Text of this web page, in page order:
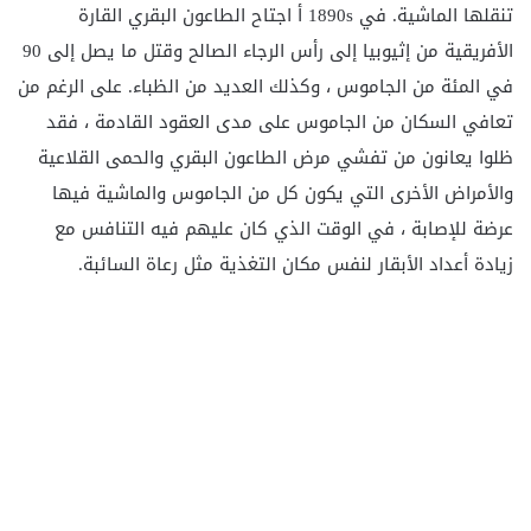
تنقلها الماشية. في 1890s أ
اجتاح الطاعون البقري القارة
الأفريقية من إثيوبيا إلى رأس الرجاء الصالح وقتل ما يصل إلى 90
في المئة من الجاموس ، وكذلك العديد من الظباء. على الرغم من
تعافي السكان من الجاموس على مدى العقود القادمة ، فقد
ظلوا يعانون من تفشي مرض الطاعون البقري والحمى القلاعية
والأمراض الأخرى التي يكون كل من الجاموس والماشية فيها
عرضة للإصابة ، في الوقت الذي كان عليهم فيه التنافس مع
زيادة أعداد الأبقار لنفس مكان التغذية مثل رعاة السائبة.